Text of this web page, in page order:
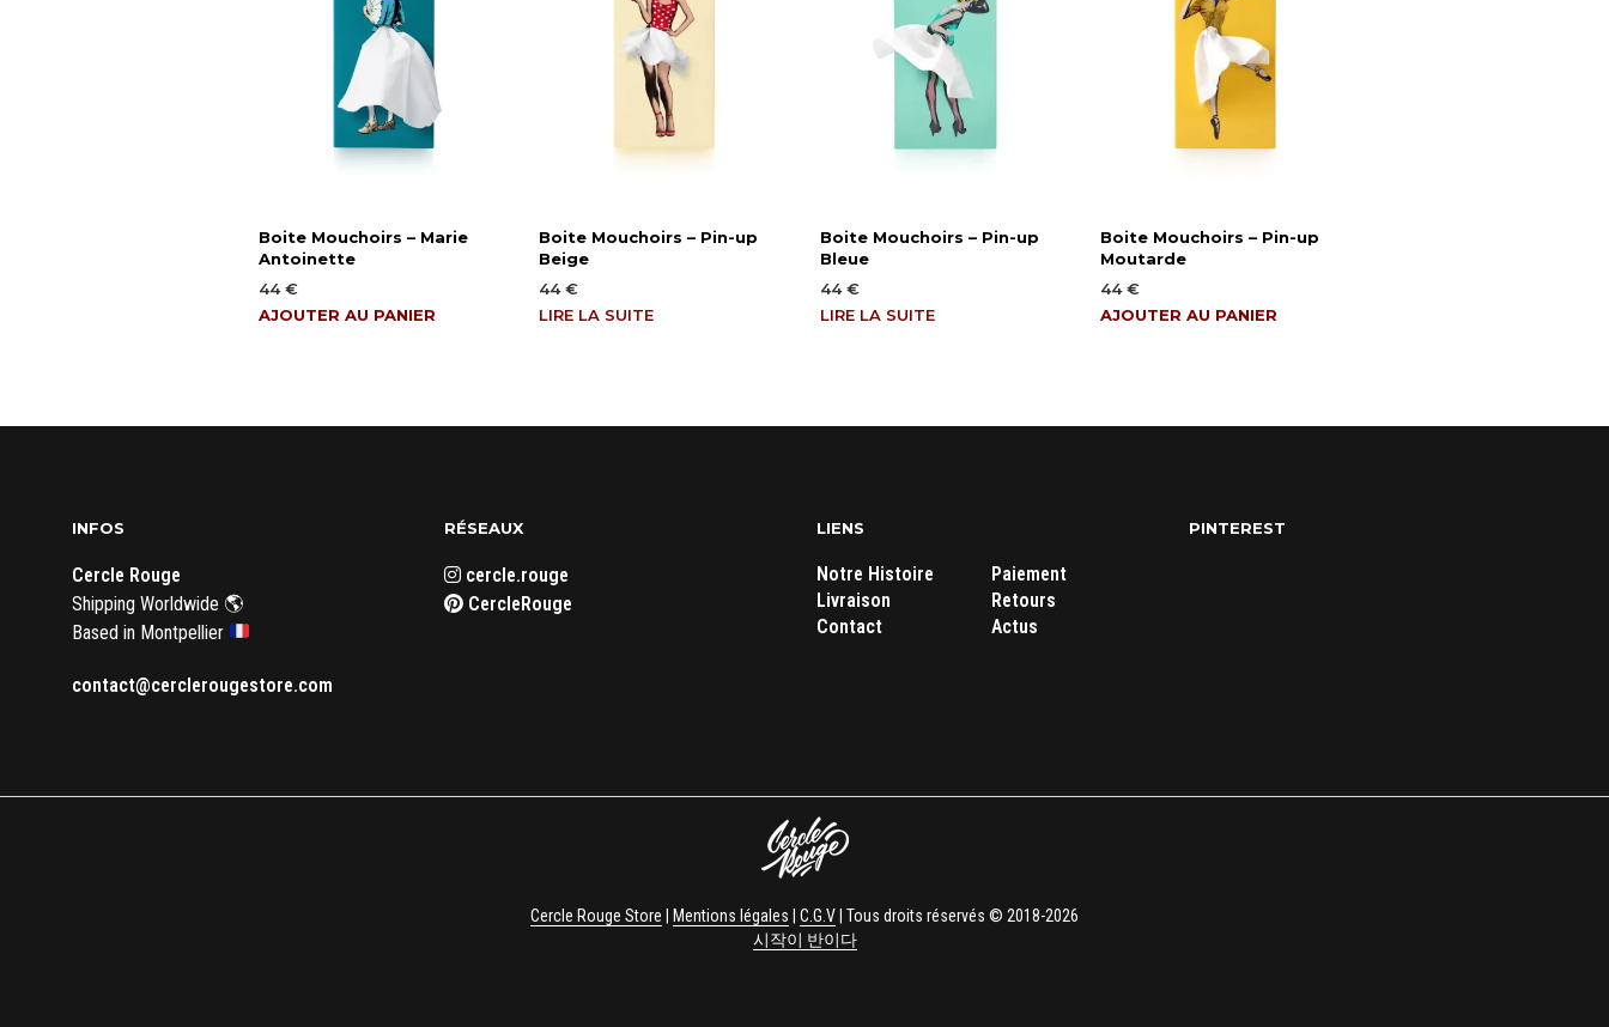
Boite Mouchoirs – Marie
Antoinette
44€
AJOUTER AU PANIER
Boite Mouchoirs – Pin-up
Beige
44€
LIRE LA SUITE
Boite Mouchoirs – Pin-up
Bleue
44€
LIRE LA SUITE
Boite Mouchoirs – Pin-up
Moutarde
44€
AJOUTER AU PANIER
INFOS
Cercle Rouge
Shipping Worldwide 🌎
Based in Montpellier
contact@cerclerougestore.com
RÉSEAUX
cercle.rouge
CercleRouge
LIENS
Notre Histoire
Livraison
Contact
Paiement
Retours
Actus
PINTEREST
Cercle Rouge Store Mentions légales C.G.V | Tous droits réservés © 2018-2026
시작이 반이다